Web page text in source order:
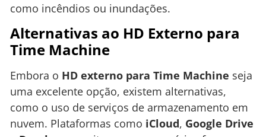
como incêndios ou inundações.
Alternativas ao HD Externo para
Time Machine
Embora o HD externo para Time Machine seja
uma excelente opção, existem alternativas,
como o uso de serviços de armazenamento em
nuvem. Plataformas como iCloud, Google Drive